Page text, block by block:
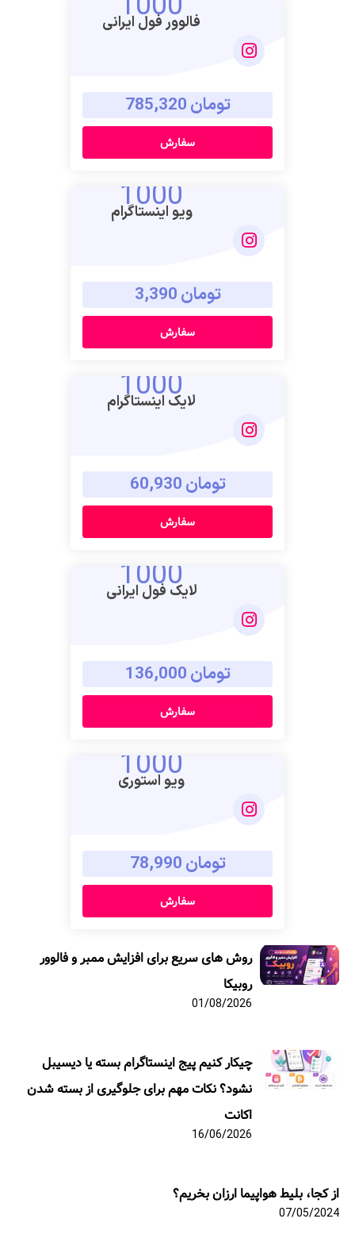
فالوور فول ایرانی
تومان 785,320
سفارش
1000
ویو اینستاگرام
تومان 3,390
سفارش
1000
لایک اینستاگرام
تومان 60,930
سفارش
1000
لایک فول ایرانی
تومان 136,000
سفارش
1000
ویو استوری
تومان 78,990
سفارش
روش های سریع برای افزایش ممبر و فالوور
روبیکا
01/08/2026
چیکار کنیم پیج اینستاگرام بسته یا دیسیبل
نشود؟ نکات مهم برای جلوگیری از بسته شدن
اکانت
16/06/2026
از کجا، بلیط هواپیما ارزان بخریم؟
07/05/2024